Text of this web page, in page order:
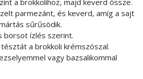
parmezánt, és keverd, amíg a sajt
sűrűsödik.
borsot ízlés szerint.
a brokkoli krémszószal.
vagy bazsalikommal